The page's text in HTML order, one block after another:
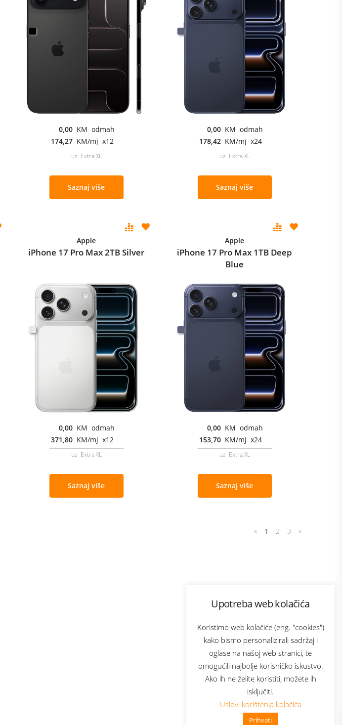
Upotreba web kolačića
Koristimo web kolačiće (eng. "cookies")
kako bismo personalizirali sadržaj i
oglase na našoj web stranici, te
omogućili najbolje korisničko iskustvo.
Ako ih ne želite koristiti, možete ih
isključiti.
Uslovi korištenja kolačića
Prihvati
👋 Zdravo, kako mogu pomoći?
0,00 KM odmah
174,27 KM/mj x12
uz Extra XL
Saznaj više
0,00 KM odmah
178,42 KM/mj x24
uz Extra XL
Saznaj više
Apple
iPhone 17 Pro Max 2TB Silver
0,00 KM odmah
371,80 KM/mj x12
uz Extra XL
Saznaj više
Apple
iPhone 17 Pro Max 1TB Deep
Blue
0,00 KM odmah
153,70 KM/mj x24
uz Extra XL
Saznaj više
« 1 2 3 »
Bonus plus
Prijava za newsletter